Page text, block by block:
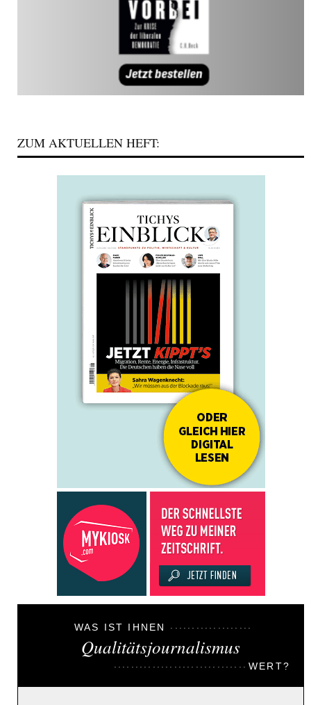
ZUM AKTUELLEN HEFT:
WAS IST IHNEN
Qualitätsjournalismus
WERT?